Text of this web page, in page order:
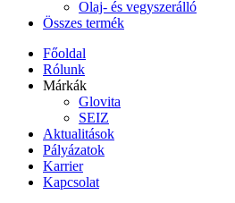
Olaj- és vegyszerálló
Összes termék
Főoldal
Rólunk
Márkák
Glovita
SEIZ
Aktualitások
Pályázatok
Karrier
Kapcsolat